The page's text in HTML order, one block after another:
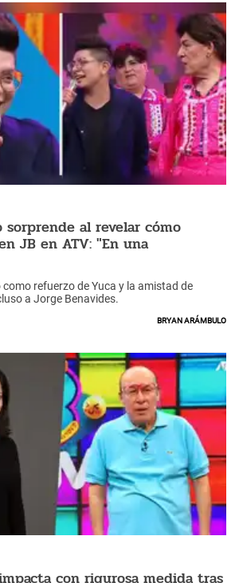
sorprende al revelar cómo
JB en ATV: "En una
refuerzo de Yuca y la amistad de
a Jorge Benavides.
Bryan Arámbulo
con rigurosa medida tras